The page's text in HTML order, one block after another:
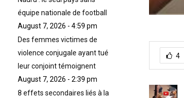
4
équipe nationale de football
August 7, 2026 - 4:59 pm
Des femmes victimes de
violence conjugale ayant tué
leur conjoint témoignent
August 7, 2026 - 2:39 pm
8 effets secondaires liés à la